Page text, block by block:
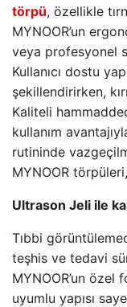
törpü, özellikle
MYNOOR’un
veya profesyonel
Kullanıcı dostu
şekillendirirken,
Kaliteli
kullanım
rutininde
MYNOOR
Ultrason Jeli ile
Tıbbi
teşhis ve tedavi
MYNOOR’un
uyumlu yapısı